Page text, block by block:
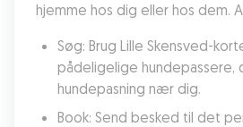
hjemme hos dig eller hos dem.
Søg: Brug Lille Skensved-
pådeligelige hundepassere,
hundepasning nær dig.
Book: Send besked til det